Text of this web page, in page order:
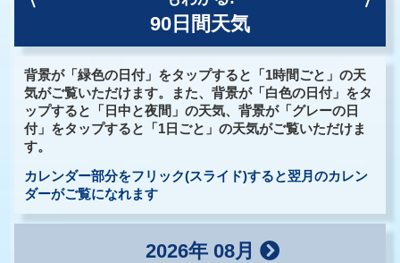
90日間天気
背景が「緑色の日付」をタップすると「1時間ごと」の天
気がご覧いただけます。また、背景が「白色の日付」をタ
ップすると「日中と夜間」の天気、背景が「グレーの日
付」をタップすると「1日ごと」の天気がご覧いただけま
す。
カレンダー部分をフリック(スライド)すると翌月のカレン
ダーがご覧になれます
2026年 08月